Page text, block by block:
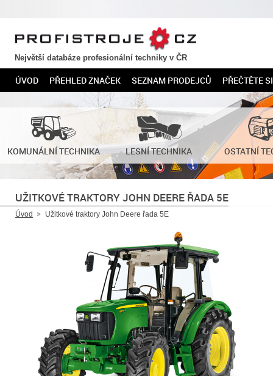
PROFISTROJE.CZ
Největší databáze profesionální techniky v ČR
ÚVOD PŘEHLED ZNAČEK SEZNAM PRODEJCŮ PŘEČTĚTE SI
KOMUNÁLNÍ TECHNIKA LESNÍ TECHNIKA OSTATNÍ
UŽITKOVÉ TRAKTORY JOHN DEERE ŘADA 5E
Úvod Užitkové traktory John Deere řada 5E